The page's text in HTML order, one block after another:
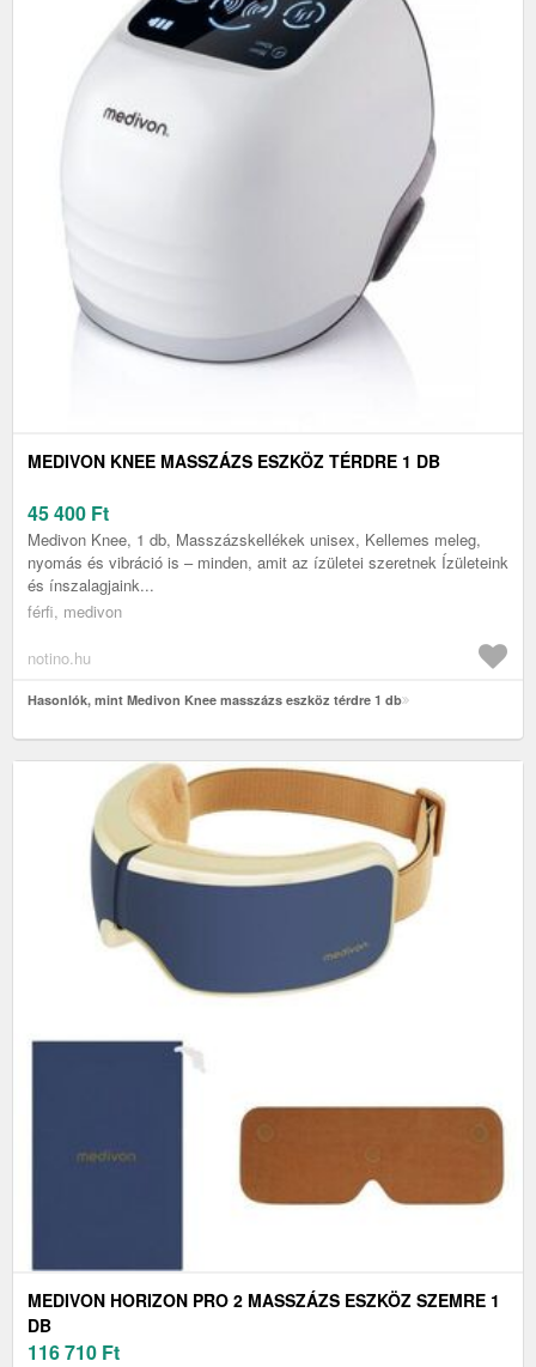
MEDIVON KNEE MASSZÁZS ESZKÖZ TÉRDRE 1 DB
45 400 Ft
Medivon Knee, 1 db, Masszázskellékek unisex, Kellemes meleg,
nyomás és vibráció is – minden, amit az ízületei szeretnek Ízületeink
és ínszalagjaink...
férfi, medivon
notino.hu
Hasonlók, mint Medivon Knee masszázs eszköz térdre 1 db
MEDIVON HORIZON PRO 2 MASSZÁZS ESZKÖZ SZEMRE 1
DB
116 710 Ft